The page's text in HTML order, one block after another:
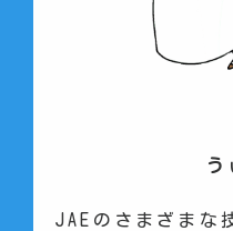
う
JAEのさまざまな